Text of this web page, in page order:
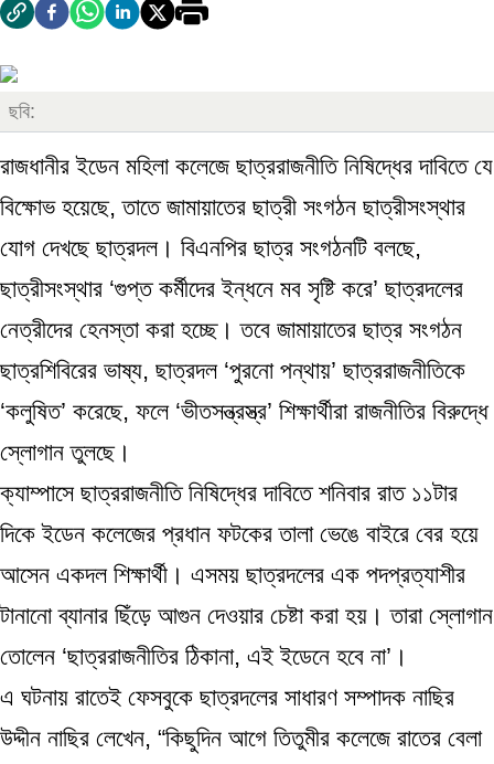
ছবি:
রাজধানীর ইডেন মহিলা কলেজে ছাত্ররাজনীতি নিষিদ্ধের দাবিতে যে
বিক্ষোভ হয়েছে, তাতে জামায়াতের ছাত্রী সংগঠন ছাত্রীসংস্থার
যোগ দেখছে ছাত্রদল। বিএনপির ছাত্র সংগঠনটি বলছে,
ছাত্রীসংস্থার ‘গুপ্ত কর্মীদের ইন্ধনে মব সৃষ্টি করে’ ছাত্রদলের
নেত্রীদের হেনস্তা করা হচ্ছে। তবে জামায়াতের ছাত্র সংগঠন
ছাত্রশিবিরের ভাষ্য, ছাত্রদল ‘পুরনো পন্থায়’ ছাত্ররাজনীতিকে
‘কলুষিত’ করেছে, ফলে ‘ভীতসন্ত্রস্ত্র’ শিক্ষার্থীরা রাজনীতির বিরুদ্ধে
স্লোগান তুলছে।
ক্যাম্পাসে ছাত্ররাজনীতি নিষিদ্ধের দাবিতে শনিবার রাত ১১টার
দিকে ইডেন কলেজের প্রধান ফটকের তালা ভেঙে বাইরে বের হয়ে
আসেন একদল শিক্ষার্থী। এসময় ছাত্রদলের এক পদপ্রত্যাশীর
টানানো ব্যানার ছিঁড়ে আগুন দেওয়ার চেষ্টা করা হয়। তারা স্লোগান
তোলেন ‘ছাত্ররাজনীতির ঠিকানা, এই ইডেনে হবে না’।
এ ঘটনায় রাতেই ফেসবুকে ছাত্রদলের সাধারণ সম্পাদক নাছির
উদ্দীন নাছির লেখেন, “কিছুদিন আগে তিতুমীর কলেজে রাতের বেলা